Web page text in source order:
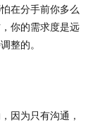
在分手前你多么
你的需求度是远
整的。
因为只有沟通，